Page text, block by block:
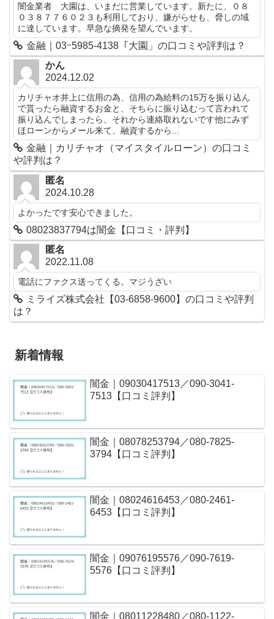
闇金業者 大園は、いまだに営業しています。新たに、０８
０３８７７６０２３も利用しており、嫌がらせも、脅しの域
に達しています。早急な摘発を望んでいます。
金融｜03ｰ5985-4138「大園」の口コミや評判は？
かん
2024.12.02
カリチャオ井上に信用の為、信用の為給料の15万を振り込ん
で貰ったら融資するお金と、そちらに振り込むって言われて
振り込んでしまったら、それから連絡取れないです他にみず
ほローンからメール来て、融資するから...
金融｜カリチャオ（マイスタイルローン）の口コミ
や評判は？
匿名
2024.10.28
よかったです安心できました。
08023837794は闇金【口コミ・評判】
匿名
2022.11.08
電話にファクス送ってくる。マジうざい
ミライズ株式会社【03-6858-9600】の口コミや評判
は？
新着情報
闇金｜09030417513／090-3041-
7513【口コミ評判】
闇金｜08078253794／080-7825-
3794【口コミ評判】
闇金｜08024616453／080-2461-
6453【口コミ評判】
闇金｜09076195576／090-7619-
5576【口コミ評判】
闇金｜08011228480／080-1122-